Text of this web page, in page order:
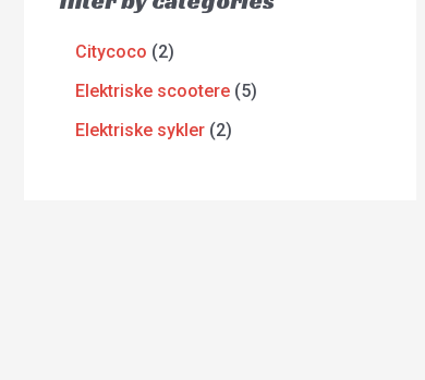
Citycoco 2
Elektriske scootere 5
Elektriske sykler 2